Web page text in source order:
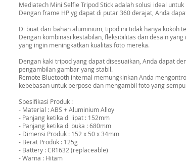
Mediatech Mini Selfie Tripod Stick adalah solusi ideal
Dengan frame HP yg dapat di putar 360 derajat, Anda
Di buat dari bahan aluminium, tipod ini tidak hanya kokoh
Dengan kombinasi kestabilan, fleksibilitas dan desain
yang ingin meningkatkan kualitas foto mereka.
Dengan kaki tripod yang dapat disesuaikan, Anda dapat
pengambilan gambar yang stabil.
Remote Bluetooth internal memungkinkan Anda
kebebasan untuk berpose dan mengambil foto yang
Spesifikasi Produk :
- Material : ABS + Aluminium Alloy
- Panjang ketika di lipat : 152mm
- Panjang ketika di buka : 680mm
- Dimensi Produk : 152 x 50 x 34mm
- Berat Produk : 125g
- Battery : CR1632 (replaceable)
- Warna : Hitam